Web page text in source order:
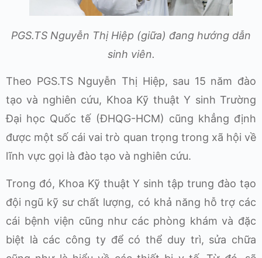
PGS.TS Nguyễn Thị Hiệp (giữa) đang hướng dẫn
sinh viên.
Theo PGS.TS Nguyễn Thị Hiệp, sau 15 năm đào
tạo và nghiên cứu, Khoa Kỹ thuật Y sinh Trường
Đại học Quốc tế (ĐHQG-HCM) cũng khẳng định
được một số cái vai trò quan trọng trong xã hội về
lĩnh vực gọi là đào tạo và nghiên cứu.
Trong đó, Khoa Kỹ thuật Y sinh tập trung đào tạo
đội ngũ kỹ sư chất lượng, có khả năng hỗ trợ các
cái bệnh viện cũng như các phòng khám và đặc
biệt là các công ty để có thể duy trì, sửa chữa